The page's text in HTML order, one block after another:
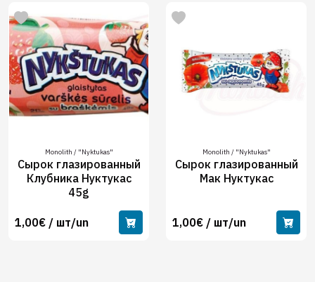
Monolith / "Nyktukas"
Сырок глазированный
Клубника Нуктукас
45g
1,00€ / шт/un
Monolith / "Nyktukas"
Сырок глазированный
Мак Нуктукас
1,00€ / шт/un